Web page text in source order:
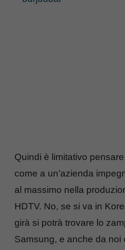
Quindi è limitativo
come a un’azienda
al massimo nella
HDTV. No, se si va in
girà si potrà trovare lo
Samsung, e anche da noi